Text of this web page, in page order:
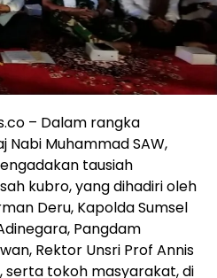
– Dalam rangka
Nabi Muhammad SAW,
tausiah
kubro, yang dihadiri oleh
Deru, Kapolda Sumsel
Pangdam
Rektor Unsri Prof Annis
serta tokoh masyarakat, di